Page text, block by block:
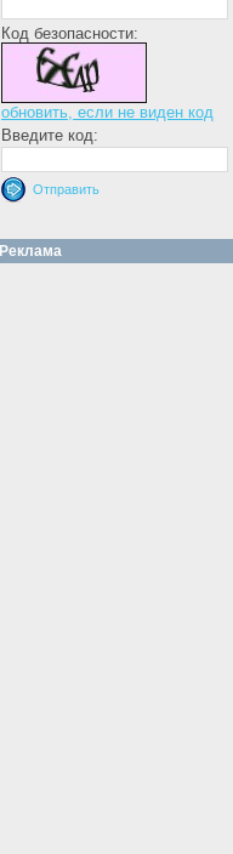
Код безопасности:
обновить, если не виден код
Введите код:
Реклама